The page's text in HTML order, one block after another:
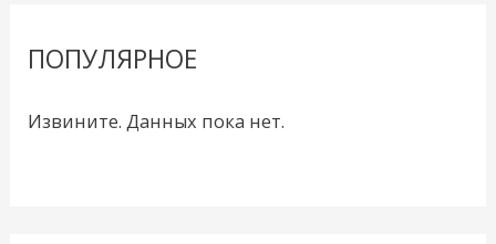
ПОПУЛЯРНОЕ
Извините. Данных пока нет.